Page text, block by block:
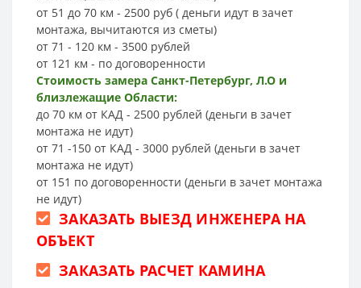
от 51 до 70 км - 2500 руб ( деньги идут в зачет
монтажа, вычитаются из сметы)
от 71 - 120 км - 3500 рублей
от 121 км - по договоренности
Стоимость замера Санкт-Петербург, Л.О и
близлежащие Области:
до 70 км от КАД - 2500 рублей (деньги в зачет
монтажа не идут)
от 71 -150 от КАД - 3000 рублей (деньги в зачет
монтажа не идут)
от 151 по договоренности (деньги в зачет монтажа
не идут)
ЗАКАЗАТЬ ВЫЕЗД ИНЖЕНЕРА НА
ОБЪЕКТ
ЗАКАЗАТЬ РАСЧЕТ КАМИНА